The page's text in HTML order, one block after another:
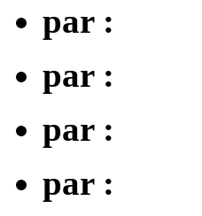
par :
par :
par :
par :